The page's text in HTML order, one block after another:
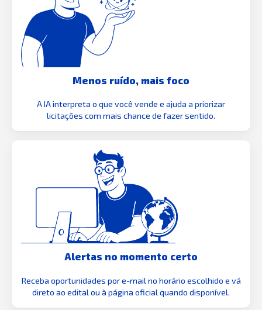
Menos ruído, mais foco
A IA interpreta o que você vende e ajuda a priorizar
licitações com mais chance de fazer sentido.
Alertas no momento certo
Receba oportunidades por e-mail no horário escolhido e vá
direto ao edital ou à página oficial quando disponível.